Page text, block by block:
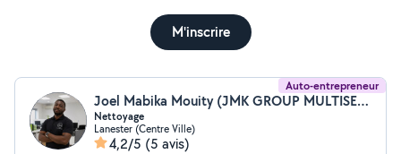
M'inscrire
Auto-entrepreneur
Joel Mabika Mouity (JMK GROUP MULTISERVICES)
Nettoyage
Lanester (Centre Ville)
4,2/5 (5 avis)